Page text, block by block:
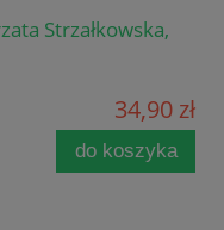
Strzałkowska,
34,90 zł
do koszyka